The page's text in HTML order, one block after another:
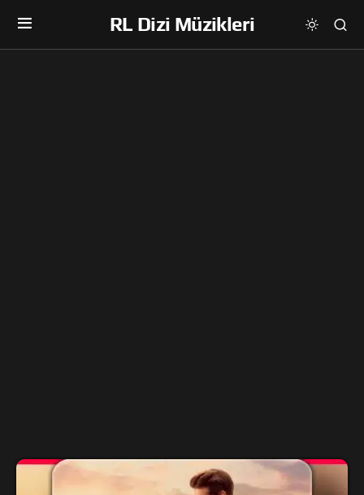
RL Dizi Müzikleri